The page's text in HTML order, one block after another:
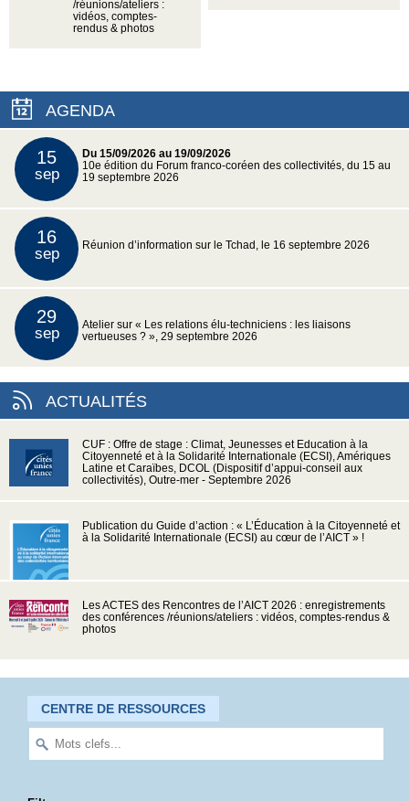
/réunions/ateliers :
vidéos, comptes-
rendus & photos
AGENDA
15
sep
Du 15/09/2026 au 19/09/2026
10e édition du Forum franco-coréen des collectivités, du 15 au
19 septembre 2026
16
sep Réunion d’information sur le Tchad, le 16 septembre 2026
29
sep
Atelier sur « Les relations élu-techniciens : les liaisons
vertueuses ? », 29 septembre 2026
ACTUALITÉS
CUF : Offre de stage : Climat, Jeunesses et Education à la
Citoyenneté et à la Solidarité Internationale (ECSI), Amériques
Latine et Caraïbes, DCOL (Dispositif d’appui-conseil aux
collectivités), Outre-mer - Septembre 2026
Publication du Guide d’action : « L’Éducation à la Citoyenneté et
à la Solidarité Internationale (ECSI) au cœur de l’AICT » !
Les ACTES des Rencontres de l’AICT 2026 : enregistrements
des conférences /réunions/ateliers : vidéos, comptes-rendus &
photos
CENTRE DE RESSOURCES